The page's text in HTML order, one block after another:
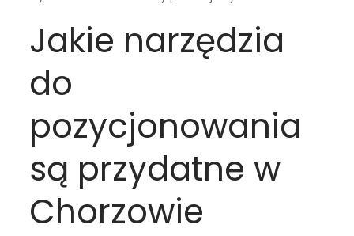
Jakie narzędzia
do
pozycjonowania
są przydatne w
Chorzowie